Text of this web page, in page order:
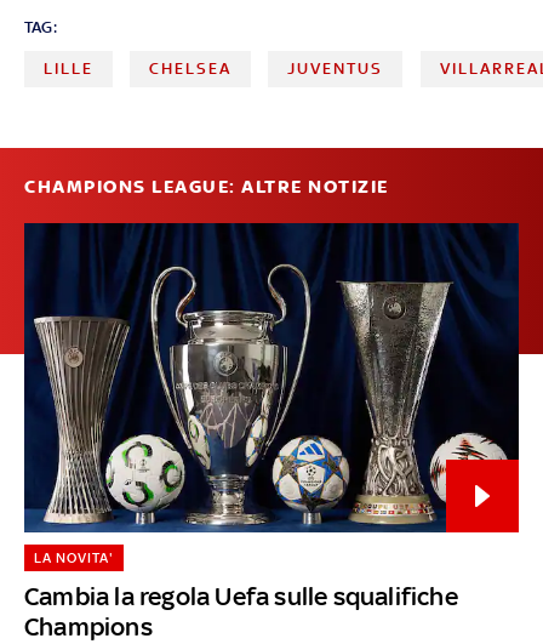
TAG:
LILLE CHELSEA JUVENTUS
CHAMPIONS LEAGUE: ALTRE NOTIZIE
Cambia la regola Uefa sulle squalifiche
Champions
LA NOVITA'